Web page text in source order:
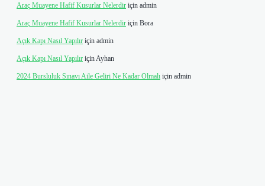
Araç Muayene Hafif Kusurlar Nelerdir için admin
Araç Muayene Hafif Kusurlar Nelerdir için Bora
Açık Kapı Nasıl Yapılır için admin
Açık Kapı Nasıl Yapılır içinAyhan
2024 Bursluluk Sınavı Aile Geliri Ne Kadar Olmalı için admin